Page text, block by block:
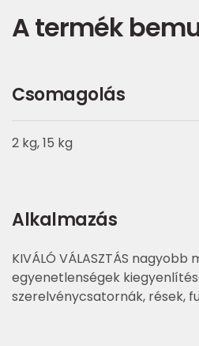
A termék
Csomagolás
2 kg, 15 kg
Alkalmazás
KIVÁLÓ VÁLASZTÁS nagyobb
egyenetlenségek
szerelvénycsatornák, rések,